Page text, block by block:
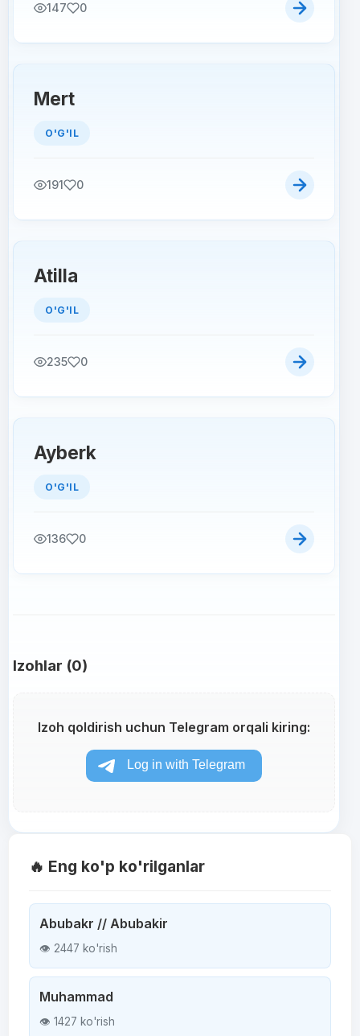
147 0
Mert
O'G'IL
191 0
Atilla
O'G'IL
235 0
Ayberk
O'G'IL
136 0
Izohlar (0)
Izoh qoldirish uchun Telegram orqali kiring:
🔥 Eng ko'p ko'rilganlar
Abubakr // Abubakir
👁 2447 ko'rish
Muhammad
👁 1427 ko'rish